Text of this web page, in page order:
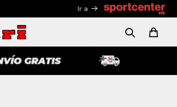
Ir a